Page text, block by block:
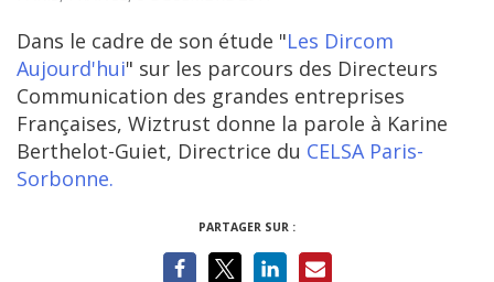
Dans le cadre de son étude "Les Dircom
Aujourd'hui" sur les parcours des Directeurs
Communication des grandes entreprises
Françaises, Wiztrust donne la parole à Karine
Berthelot-Guiet, Directrice du CELSA Paris-
Sorbonne.
PARTAGER SUR :